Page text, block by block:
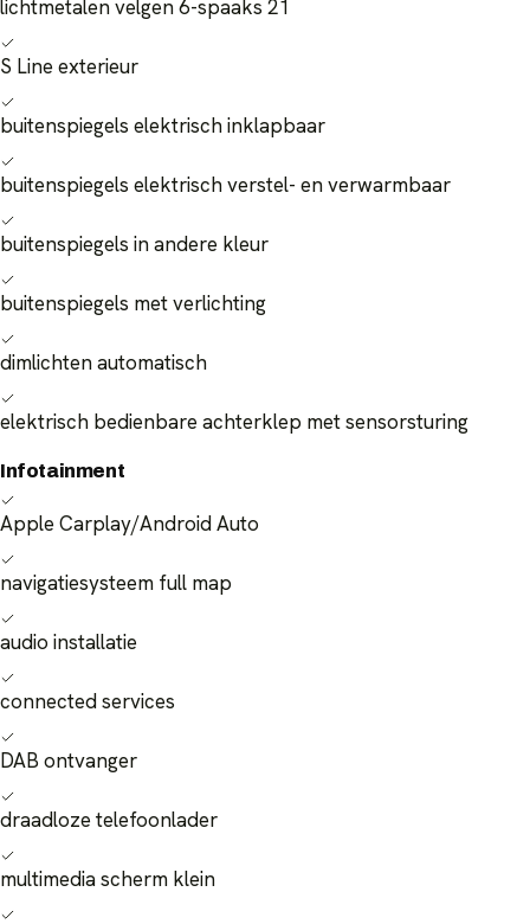
lichtmetalen velgen 6-spaaks 21
S Line exterieur
buitenspiegels elektrisch inklapbaar
buitenspiegels elektrisch verstel- en verwarmbaar
buitenspiegels in andere kleur
buitenspiegels met verlichting
dimlichten automatisch
elektrisch bedienbare achterklep met sensorsturing
Infotainment
Apple Carplay/Android Auto
navigatiesysteem full map
audio installatie
connected services
DAB ontvanger
draadloze telefoonlader
multimedia scherm klein